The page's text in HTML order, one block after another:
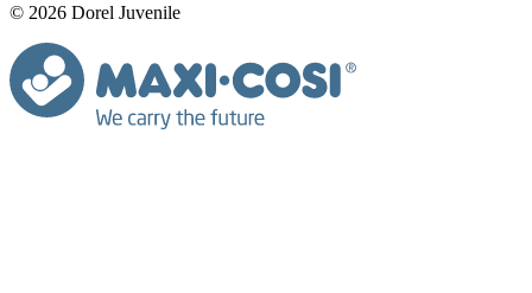
© 2026 Dorel Juvenile